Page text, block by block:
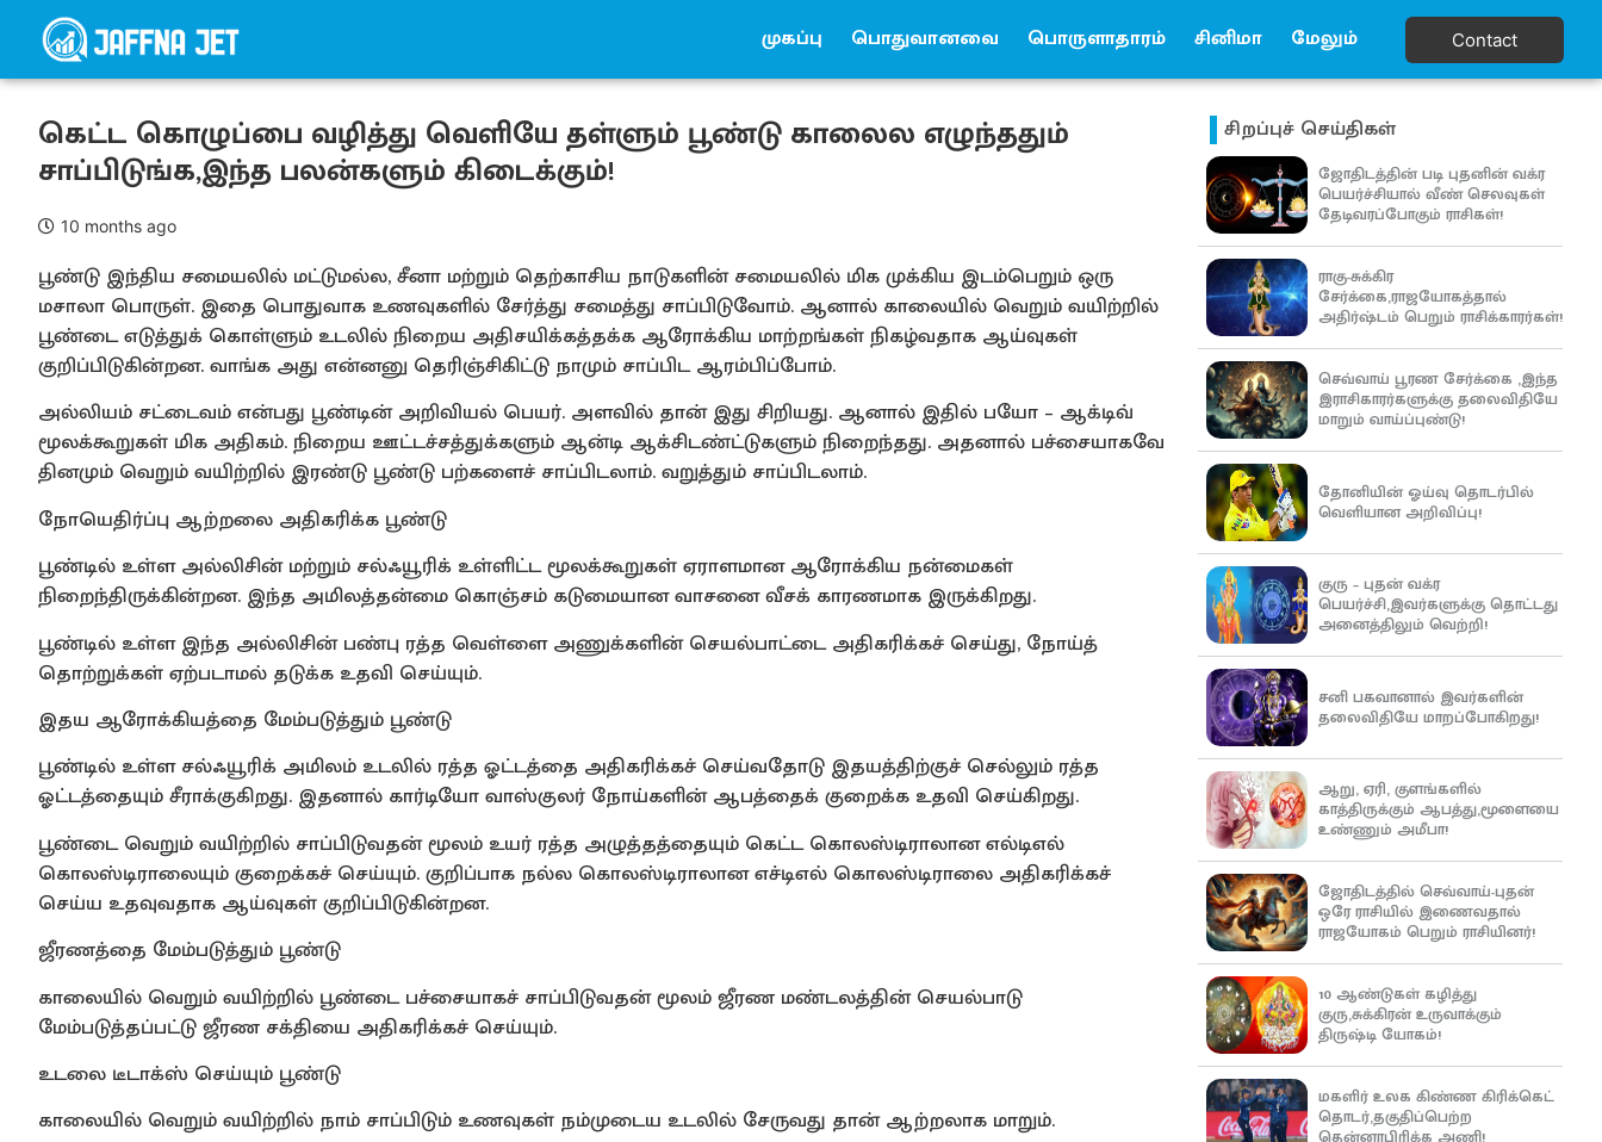
முகப்பு பொதுவானவை பொருளாதாரம் சினிமா மேலும் Contact
கெட்ட கொழுப்பை வழித்து வெளியே தள்ளும் பூண்டு காலைல எழுந்ததும்
சாப்பிடுங்க,இந்த பலன்களும் கிடைக்கும்!
10 months ago
பூண்டு இந்திய சமையலில் மட்டுமல்ல, சீனா மற்றும் தெற்காசிய நாடுகளின் சமையலில் மிக முக்கிய இடம்பெறும் ஒரு
மசாலா பொருள். இதை பொதுவாக உணவுகளில் சேர்த்து சமைத்து சாப்பிடுவோம். ஆனால் காலையில் வெறும் வயிற்றில்
பூண்டை எடுத்துக் கொள்ளும் உடலில் நிறைய அதிசயிக்கத்தக்க ஆரோக்கிய மாற்றங்கள் நிகழ்வதாக ஆய்வுகள்
குறிப்பிடுகின்றன. வாங்க அது என்னனு தெரிஞ்சிகிட்டு நாமும் சாப்பிட ஆரம்பிப்போம்.
அல்லியம் சட்டைவம் என்பது பூண்டின் அறிவியல் பெயர். அளவில் தான் இது சிறியது. ஆனால் இதில் பயோ – ஆக்டிவ்
மூலக்கூறுகள் மிக அதிகம். நிறைய ஊட்டச்சத்துக்களும் ஆன்டி ஆக்சிடண்ட்டுகளும் நிறைந்தது. அதனால் பச்சையாகவே
தினமும் வெறும் வயிற்றில் இரண்டு பூண்டு பற்களைச் சாப்பிடலாம். வறுத்தும் சாப்பிடலாம்.
நோயெதிர்ப்பு ஆற்றலை அதிகரிக்க பூண்டு
பூண்டில் உள்ள அல்லிசின் மற்றும் சல்ஃயூரிக் உள்ளிட்ட மூலக்கூறுகள் ஏராளமான ஆரோக்கிய நன்மைகள்
நிறைந்திருக்கின்றன. இந்த அமிலத்தன்மை கொஞ்சம் கடுமையான வாசனை வீசக் காரணமாக இருக்கிறது.
பூண்டில் உள்ள இந்த அல்லிசின் பண்பு ரத்த வெள்ளை அணுக்களின் செயல்பாட்டை அதிகரிக்கச் செய்து, நோய்த்
தொற்றுக்கள் ஏற்படாமல் தடுக்க உதவி செய்யும்.
இதய ஆரோக்கியத்தை மேம்படுத்தும் பூண்டு
பூண்டில் உள்ள சல்ஃயூரிக் அமிலம் உடலில் ரத்த ஓட்டத்தை அதிகரிக்கச் செய்வதோடு இதயத்திற்குச் செல்லும் ரத்த
ஓட்டத்தையும் சீராக்குகிறது. இதனால் கார்டியோ வாஸ்குலர் நோய்களின் ஆபத்தைக் குறைக்க உதவி செய்கிறது.
பூண்டை வெறும் வயிற்றில் சாப்பிடுவதன் மூலம் உயர் ரத்த அழுத்தத்தையும் கெட்ட கொலஸ்டிராலான எல்டிஎல்
கொலஸ்டிராலையும் குறைக்கச் செய்யும். குறிப்பாக நல்ல கொலஸ்டிராலான எச்டிஎல் கொலஸ்டிராலை அதிகரிக்கச்
செய்ய உதவுவதாக ஆய்வுகள் குறிப்பிடுகின்றன.
ஜீரணத்தை மேம்படுத்தும் பூண்டு
காலையில் வெறும் வயிற்றில் பூண்டை பச்சையாகச் சாப்பிடுவதன் மூலம் ஜீரண மண்டலத்தின் செயல்பாடு
மேம்படுத்தப்பட்டு ஜீரண சக்தியை அதிகரிக்கச் செய்யும்.
உடலை டீடாக்ஸ் செய்யும் பூண்டு
காலையில் வெறும் வயிற்றில் நாம் சாப்பிடும் உணவுகள் நம்முடைய உடலில் சேருவது தான் ஆற்றலாக மாறும்.
சிறப்புச் செய்திகள்
ஜோதிடத்தின் படி புதனின் வக்ர
பெயர்ச்சியால் வீண் செலவுகள்
தேடிவரப்போகும் ராசிகள்!
ராகு-சுக்கிர
சேர்க்கை,ராஜயோகத்தால்
அதிர்ஷ்டம் பெறும் ராசிக்காரர்கள்!
செவ்வாய் பூரண சேர்க்கை ,இந்த
இராசிகாரர்களுக்கு தலைவிதியே
மாறும் வாய்ப்புண்டு!
தோனியின் ஓய்வு தொடர்பில்
வெளியான அறிவிப்பு!
குரு – புதன் வக்ர
பெயர்ச்சி,இவர்களுக்கு தொட்டது
அனைத்திலும் வெற்றி!
சனி பகவானால் இவர்களின்
தலைவிதியே மாறப்போகிறது!
ஆறு, ஏரி, குளங்களில்
காத்திருக்கும் ஆபத்து,மூளையை
உண்ணும் அமீபா!
ஜோதிடத்தில் செவ்வாய்-புதன்
ஒரே ராசியில் இணைவதால்
ராஜயோகம் பெறும் ராசியினர்!
10 ஆண்டுகள் கழித்து
குரு,சுக்கிரன் உருவாக்கும்
திருஷ்டி யோகம்!
மகளிர் உலக கிண்ண கிரிக்கெட்
தொடர்,தகுதிப்பெற்ற